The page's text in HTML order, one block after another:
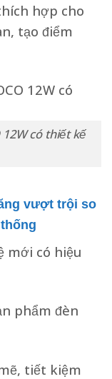
hợp cho
tạo điểm
có thiết kế
vượt trội so
mới có hiệu
phẩm đèn
tiết kiệm